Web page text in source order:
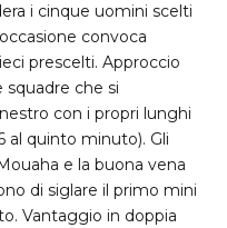
i cinque uomini scelti
convoca
prescelti. Approccio
che si
con i propri lunghi
al quinto minuto). Gli
e la buona vena
di siglare il primo mini
Vantaggio in doppia